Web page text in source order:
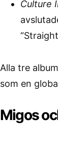
Culture
Alla tre
som en
Migos